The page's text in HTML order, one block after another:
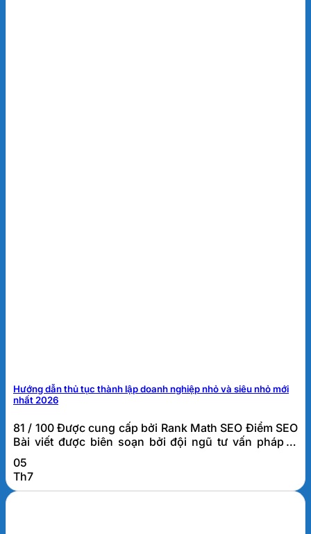
Hướng dẫn thủ tục thành lập doanh nghiệp nhỏ và siêu nhỏ mới
nhất 2026
81 / 100 Được cung cấp bởi Rank Math SEO Điểm SEO
Bài viết được biên soạn bởi đội ngũ tư vấn pháp lý
doanh nghiệp FATO, đơn vị đã hỗ trợ thành lập và tư
vấn thuế cho hơn 1.000 doanh nghiệp tại Đà Nẵng và
khu vực miền Trung. Thủ tục thành lập doanh
nghiệp...
05
Th7